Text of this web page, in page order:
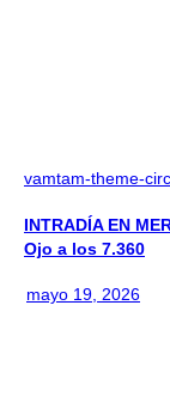
vamtam-theme-
INTRADÍA EN
Ojo a los 7.360
mayo 19, 2026